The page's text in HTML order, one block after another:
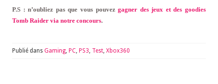
P.S : n’oubliez pas que vous pouvezgagner des jeux et des goodies
Tomb Raider via notre concours.
Publié dans Gaming PC PS3 Test Xbox360